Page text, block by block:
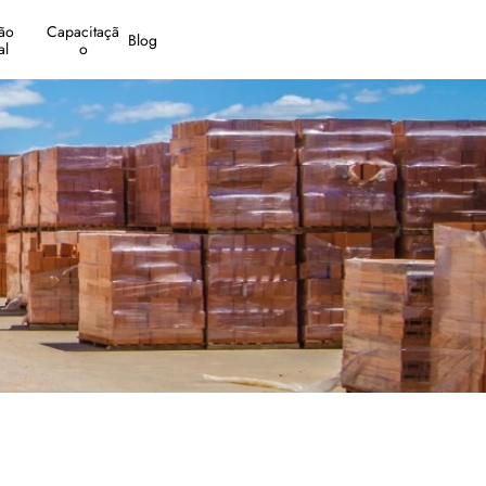
Blog
Capacitaçã
o